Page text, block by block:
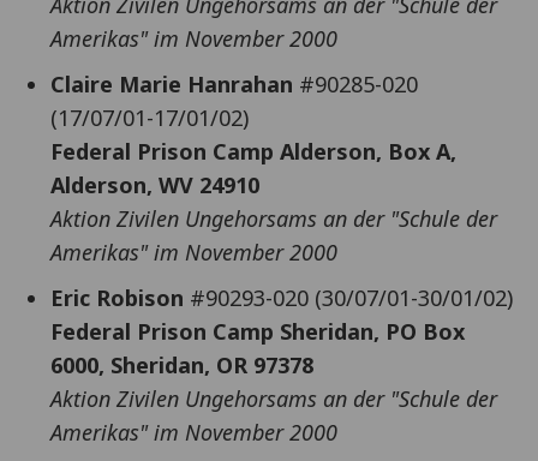
Amerikas" im November 2000
Claire Marie Hanrahan #90285-020
(17/07/01-17/01/02)
Federal Prison Camp Alderson, Box A,
Alderson, WV 24910
Aktion Zivilen Ungehorsams an der "Schule der
Amerikas" im November 2000
Eric Robison #90293-020 (30/07/01-30/01/02)
Federal Prison Camp Sheridan, PO Box
6000, Sheridan, OR 97378
Aktion Zivilen Ungehorsams an der "Schule der
Amerikas" im November 2000